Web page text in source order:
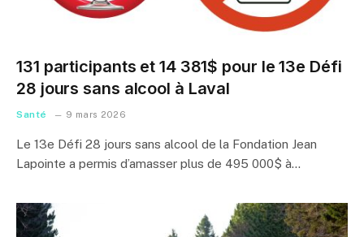
131 participants et 14 381$ pour le 13e Défi
28 jours sans alcool à Laval
Santé 9 mars 2026
Le 13e Défi 28 jours sans alcool de la Fondation Jean
Lapointe a permis d’amasser plus de 495 000$ à…